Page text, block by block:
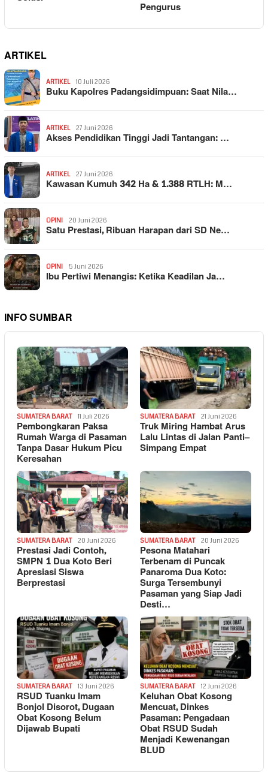
Pengurus
ARTIKEL
ARTIKEL 10 Juli 2026
Buku Kapolres Padangsidimpuan: Saat Nila…
ARTIKEL 27 Juni 2026
Akses Pendidikan Tinggi Jadi Tantangan: …
ARTIKEL 27 Juni 2026
Kawasan Kumuh 342 Ha & 1.388 RTLH: M…
OPINI 20 Juni 2026
Satu Prestasi, Ribuan Harapan dari SD Ne…
OPINI 5 Juni 2026
Ibu Pertiwi Menangis: Ketika Keadilan Ja…
INFO SUMBAR
SUMATERA BARAT 11 Juli 2026
Pembongkaran Paksa
Rumah Warga di Pasaman
Tanpa Dasar Hukum Picu
Keresahan
SUMATERA BARAT 21 Juni 2026
Truk Miring Hambat Arus
Lalu Lintas di Jalan Panti–
Simpang Empat
SUMATERA BARAT 20 Juni 2026
Prestasi Jadi Contoh,
SMPN 1 Dua Koto Beri
Apresiasi Siswa
Berprestasi
SUMATERA BARAT 20 Juni 2026
Pesona Matahari
Terbenam di Puncak
Panaroma Dua Koto:
Surga Tersembunyi
Pasaman yang Siap Jadi
Desti…
SUMATERA BARAT 13 Juni 2026
RSUD Tuanku Imam
Bonjol Disorot, Dugaan
Obat Kosong Belum
Dijawab Bupati
SUMATERA BARAT 12 Juni 2026
Keluhan Obat Kosong
Mencuat, Dinkes
Pasaman: Pengadaan
Obat RSUD Sudah
Menjadi Kewenangan
BLUD